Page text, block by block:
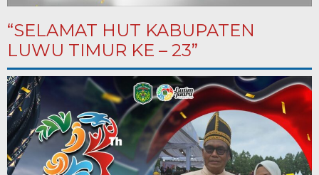
“SELAMAT HUT KABUPATEN
LUWU TIMUR KE – 23”